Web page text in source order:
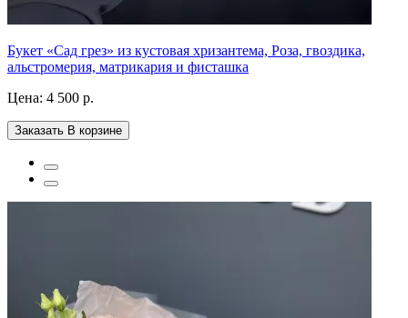
Букет «Сад грез» из кустовая хризантема, Роза, гвоздика,
альстромерия, матрикария и фисташка
Цена: 4 500 р.
Заказать В корзине